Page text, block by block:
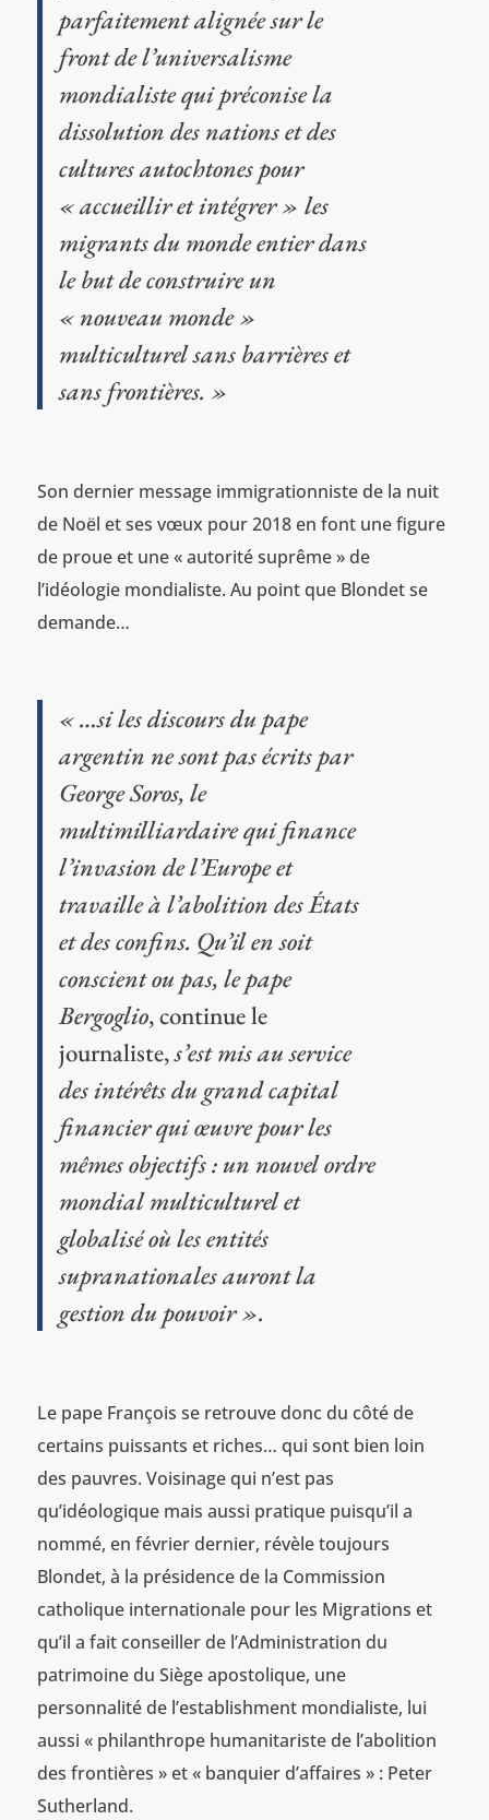
parfaitement alignée sur le
front de l’universalisme
mondialiste qui préconise la
dissolution des nations et des
cultures autochtones pour
« accueillir et intégrer » les
migrants du monde entier dans
le but de construire un
« nouveau monde »
multiculturel sans barrières et
sans frontières. »
Son dernier message immigrationniste de la nuit
de Noël et ses vœux pour 2018 en font une figure
de proue et une « autorité suprême » de
l’idéologie mondialiste. Au point que Blondet se
demande…
« …si les discours du pape
argentin ne sont pas écrits par
George Soros, le
multimilliardaire qui finance
l’invasion de l’Europe et
travaille à l’abolition des États
et des confins. Qu’il en soit
conscient ou pas, le pape
Bergoglio, continue le
journaliste,s’est mis au service
des intérêts du grand capital
financier qui œuvre pour les
mêmes objectifs : un nouvel ordre
mondial multiculturel et
globalisé où les entités
supranationales auront la
gestion du pouvoir ».
Le pape François se retrouve donc du côté de
certains puissants et riches… qui sont bien loin
des pauvres. Voisinage qui n’est pas
qu’idéologique mais aussi pratique puisqu’il a
nommé, en février dernier, révèle toujours
Blondet, à la présidence de la Commission
catholique internationale pour les Migrations et
qu’il a fait conseiller de l’Administration du
patrimoine du Siège apostolique, une
personnalité de l’establishment mondialiste, lui
aussi « philanthrope humanitariste de l’abolition
des frontières » et « banquier d’affaires » : Peter
Sutherland.